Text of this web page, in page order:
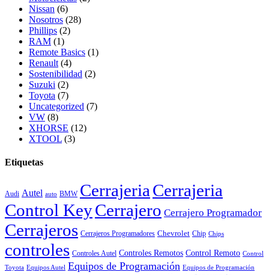
Nissan (6)
Nosotros (28)
Phillips (2)
RAM (1)
Remote Basics (1)
Renault (4)
Sostenibilidad (2)
Suzuki (2)
Toyota (7)
Uncategorized (7)
VW (8)
XHORSE (12)
XTOOL (3)
Etiquetas
Audi Autel auto BMW Cerrajeria Cerrajeria
Control KeyCerrajero Cerrajero Programador
Cerrajeros Cerrajeros Programadores Chevrolet Chip Chips
controles Controles Autel Controles Remotos Control Remoto Control
Toyota Equipos Autel Equipos de Programación Equipos de Programación